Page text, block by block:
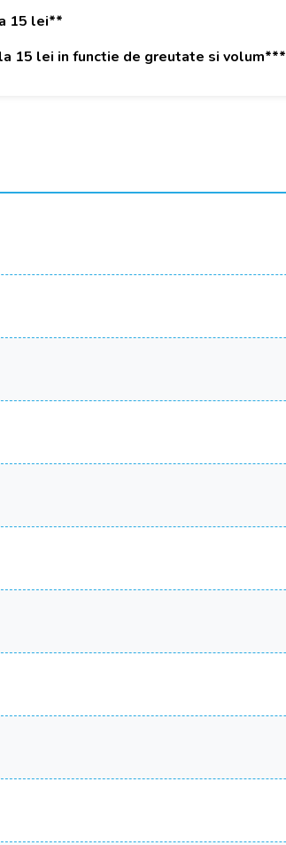
15 lei**
15 lei in functie de greutate si volum***